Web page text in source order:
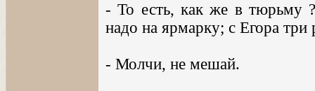
- То есть, как же в тюрьму
надо на ярмарку; с Егора три
- Молчи, не мешай.